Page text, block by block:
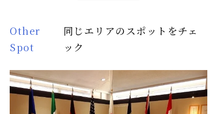
Other
Spot
同じエリアのスポットをチェ
ック